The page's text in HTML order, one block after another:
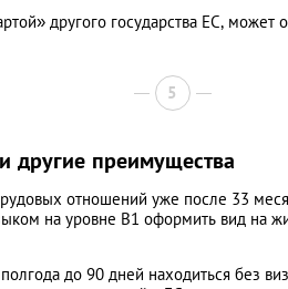
другого государства ЕС,
5
другие преимущества
отношений уже после 33
на уровне B1 оформить вид на
до 90 дней находиться без